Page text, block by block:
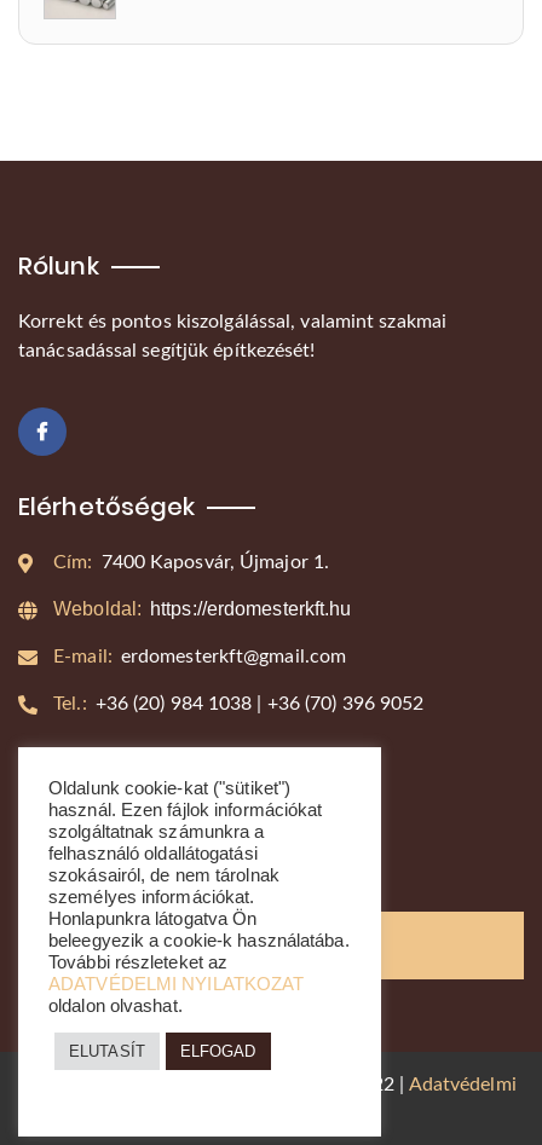
Rólunk
Korrekt és pontos kiszolgálással, valamint szakmai
tanácsadással segítjük építkezését!
Elérhetőségek
Cím: 7400 Kaposvár, Újmajor 1.
Weboldal: https://erdomesterkft.hu
E-mail: erdomesterkft@gmail.com
Tel.: +36 (20) 984 1038 | +36 (70) 396 9052
+36 (20) 984 1038
+36 (70) 396 9052
Kapcsolatfelvétel
Minden jog fenntartva. © In4Net Kft. 2022 | Adatvédelmi
Oldalunk cookie-kat ("sütiket")
használ. Ezen fájlok információkat
szolgáltatnak számunkra a
felhasználó oldallátogatási
szokásairól, de nem tárolnak
személyes információkat.
Honlapunkra látogatva Ön
beleegyezik a cookie-k használatába.
További részleteket az
ADATVÉDELMI NYILATKOZAT
oldalon olvashat.
ELUTASÍT ELFOGAD